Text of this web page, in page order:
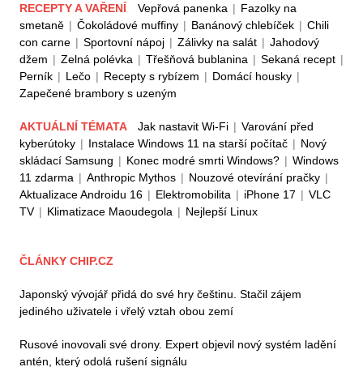
RECEPTY A VAŘENÍ Vepřová panenka | Fazolky na
smetaně | Čokoládové muffiny | Banánový chlebíček | Chili
con carne | Sportovní nápoj | Zálivky na salát | Jahodový
džem | Zelná polévka | Třešňová bublanina | Sekaná recept |
Perník | Lečo | Recepty s rybízem | Domácí housky |
Zapečené brambory s uzeným
AKTUÁLNÍ TÉMATA Jak nastavit Wi-Fi | Varování před
kyberútoky | Instalace Windows 11 na starší počítač | Nový
skládací Samsung | Konec modré smrti Windows? | Windows
11 zdarma | Anthropic Mythos | Nouzové otevírání pračky |
Aktualizace Androidu 16 | Elektromobilita | iPhone 17 | VLC
TV | Klimatizace Maoudegola | Nejlepší Linux
ČLÁNKY CHIP.CZ
Japonský vývojář přidá do své hry češtinu. Stačil zájem
jediného uživatele i vřelý vztah obou zemí
Rusové inovovali své drony. Expert objevil nový systém ladění
antén, který odolá rušení signálu